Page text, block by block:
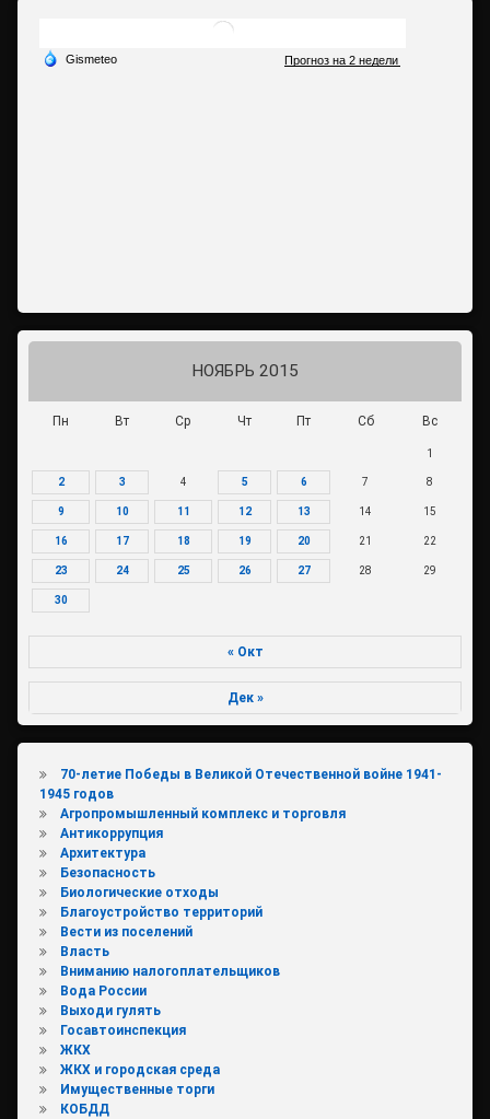
НОЯБРЬ 2015
Пн Вт Ср Чт Пт Сб Вс
1
2 3 4 5 6 7 8
9 10 11 12 13 14 15
16 17 18 19 20 21 22
23 24 25 26 27 28 29
30
« Окт
Дек »
70-летие Победы в Великой Отечественной войне 1941-
1945 годов
Агропромышленный комплекс и торговля
Антикоррупция
Архитектура
Безопасность
Биологические отходы
Благоустройство территорий
Вести из поселений
Власть
Вниманию налогоплательщиков
Вода России
Выходи гулять
Госавтоинспекция
ЖКХ
ЖКХ и городская среда
Имущественные торги
КОБДД